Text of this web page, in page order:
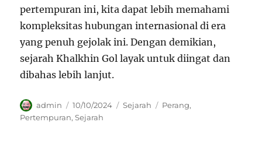
pertempuran ini, kita dapat lebih memahami
kompleksitas hubungan internasional di era
yang penuh gejolak ini. Dengan demikian,
sejarah Khalkhin Gol layak untuk diingat dan
dibahas lebih lanjut.
Author
admin
Posted
on
10/10/2024 Categories
Sejarah Tags
Perang,
Pertempuran,Sejarah